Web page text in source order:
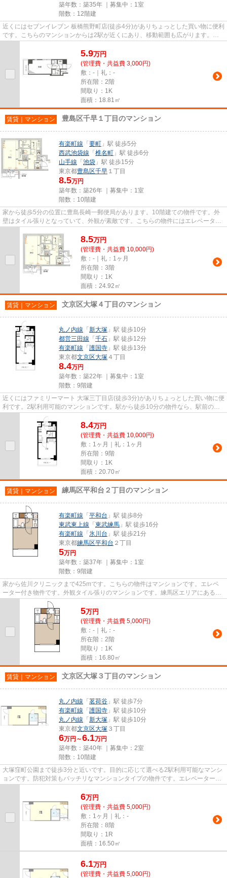
築年数：築35年 ｜募集中： 1室
階数：12階建
近くにはセブンイレブン 板橋熊野町店(徒歩4分)がありちょっとした買い物に便利
です。こちらのマンションからは2駅が近くにあり、移動範囲も広がります。防
5.9万円
(管理費・共益費 3,000円)
敷：-｜礼：-
所在階：2階
間取り：1K
面積：18.81㎡
賃貸｜マンション 豊島区千早１丁目のマンション
有楽町線 「 要町 」駅 徒歩5分
西武池袋線 「 椎名町 」駅 徒歩6分
山手線 「 池袋 」駅 徒歩15分
東京都豊島区千早 １丁目
8.5万円
築年数：築26年 ｜募集中： 1室
階数：10階建
家から徒歩5分の位置に豊島長崎一郵便局があります。10階建ての物件です。外
壁はタイル張りとなっていて、外観が素敵です。こちらの物件にはエレベーター
8.5万円
(管理費・共益費 10,000円)
敷：-｜礼：1ヶ月
所在階：3階
間取り：1K
面積：24.92㎡
賃貸｜マンション 文京区大塚４丁目のマンション
丸ノ内線 「 新大塚 」駅 徒歩10分
都営三田線 「 千石 」駅 徒歩12分
有楽町線 「 護国寺 」駅 徒歩13分
東京都文京区大塚 ４丁目
8.4万円
築年数：築22年 ｜募集中： 1室
階数：9階建
近くにはファミリーマート 大塚三丁目店(徒歩3分)がありちょっとした買い物に便
利です。2駅利用可能のマンションです。駅から徒歩10分の物件なら、駅前のお
買い物も便利です。エレベー...
8.4万円
(管理費・共益費 10,000円)
敷：1ヶ月｜礼：1ヶ月
所在階：9階
間取り：1K
面積：20.70㎡
賃貸｜マンション 練馬区平和台２丁目のマンション
有楽町線 「 平和台 」駅 徒歩8分
東武東上線 「 東武練馬 」駅 徒歩16分
有楽町線 「 氷川台 」駅 徒歩21分
東京都練馬区平和台 ２丁目
5万円
築年数：築37年 ｜募集中： 1室
階数：9階建
家から佐川クリニックまで425mです。こちらの物件はマンションです。エレベ
ーター付き物件です。外観タイル張りのマンションです。練馬区エリアにある賃
貸情報のことなら、地域に密着...
5万円
(管理費・共益費 5,000円)
敷：-｜礼：-
所在階：2階
間取り：1K
面積：16.80㎡
賃貸｜マンション 文京区大塚３丁目のマンション
丸ノ内線 「 茗荷谷 」駅 徒歩7分
有楽町線 「 護国寺 」駅 徒歩10分
丸ノ内線 「 新大塚 」駅 徒歩10分
東京都文京区大塚 ３丁目
6万円～6.1万円
築年数：築40年 ｜募集中： 2室
階数：10階建
大塚窪町公園まで徒歩3分と近いです。目的に応じて選べる2駅利用可能なマンシ
ョンです。防犯対策もバッチリなマンションタイプの物件です。エレベーター付
6万円
(管理費・共益費 5,000円)
敷：1ヶ月｜礼：-
所在階：8階
間取り：1R
面積：16.50㎡
6.1万円
(管理費・共益費 5,000円)